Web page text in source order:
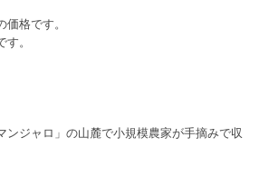
価格です。
。
ンジャロ」の山麓で小規模農家が手摘みで収